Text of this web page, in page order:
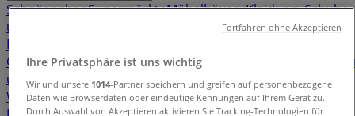
SchnäppchenSupermärkteMöbelhäuserKleidung, Schuhe
und Accessoires
Drogerien und
Parfümerie
GartencenterBiomärkteDiscounter
und BabyAuto, Motorrad und
WerkstattKaufhäuserReisen und FreizeitOptiker und
Ihre Privatsphäre ist uns wichtig
Wir und unsere 1014-Partner speichern und greifen auf personenbezogene
Daten wie Browserdaten oder eindeutige Kennungen auf Ihrem Gerät zu.
Durch Auswahl von Akzeptieren aktivieren Sie Tracking-Technologien für
Fortfahren ohne Akzeptieren